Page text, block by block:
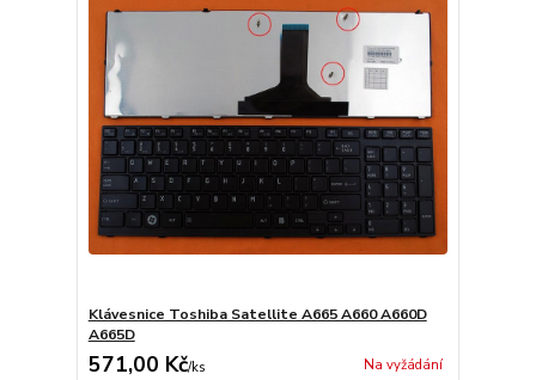
Klávesnice Toshiba Satellite A665 A660 A660D
A665D
571,00 Kč/ks Na vyžádání